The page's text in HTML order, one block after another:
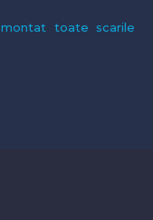
toate scarile